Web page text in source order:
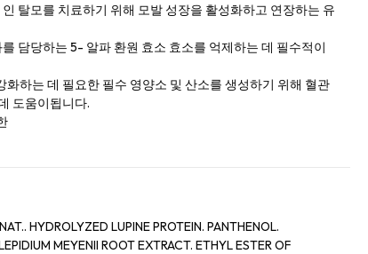
탈모를 치료하기 위해 모발 성장을 활성화하고 연장하는 유
담당하는 5- 알파 환원 효소 효소를 억제하는 데 필수적이
하는 데 필요한 필수 영양소 및 산소를 생성하기 위해 혈관
도움이됩니다.
HYDROLYZED LUPINE PROTEIN. PANTHENOL.
MEYENII ROOT EXTRACT. ETHYL ESTER OF